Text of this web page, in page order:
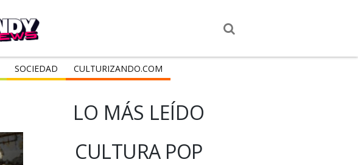
SOCIEDAD CULTURIZANDO.COM
LO MÁS LEÍDO
CULTURA POP